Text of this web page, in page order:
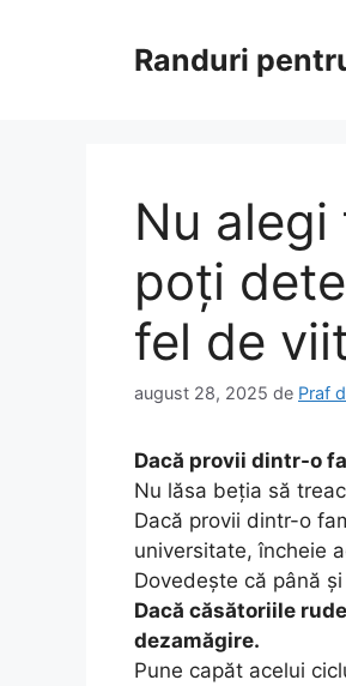
Randuri
Nu
poți
fel de
august 28, 2025 de Praf
Dacă provii dintr-o
Nu lăsa beția să
Dacă provii dintr-o
universitate, încheie
Dovedește că până
Dacă căsătoriile
dezamăgire.
Pune capăt acelui